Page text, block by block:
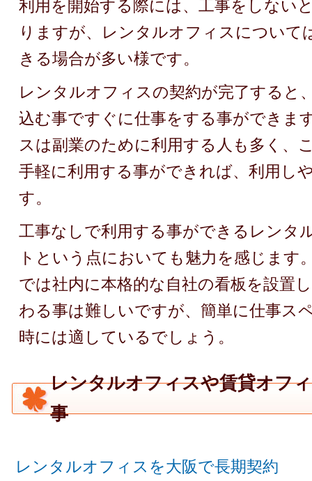
利用を開始する際には、工事をしない
りますが、レンタルオフィスについて
きる場合が多い様です。
レンタルオフィスの契約が完了すると
込む事ですぐに仕事をする事ができま
スは副業のために利用する人も多く、
手軽に利用する事ができれば、利用し
す。
工事なしで利用する事ができるレンタ
トという点においても魅力を感じます
では社内に本格的な自社の看板を設置
わる事は難しいですが、簡単に仕事ス
時には適しているでしょう。
レンタルオフィスや賃貸オフ
事
レンタルオフィスを大阪で長期契約